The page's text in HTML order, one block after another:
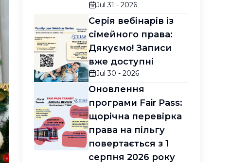
Jul 31 - 2026
Серія вебінарів із
сімейного права:
Дякуємо! Записи
вже доступні
Jul 30 - 2026
Оновлення
програми Fair Pass:
щорічна перевірка
права на пільгу
повертається з 1
серпня 2026 року